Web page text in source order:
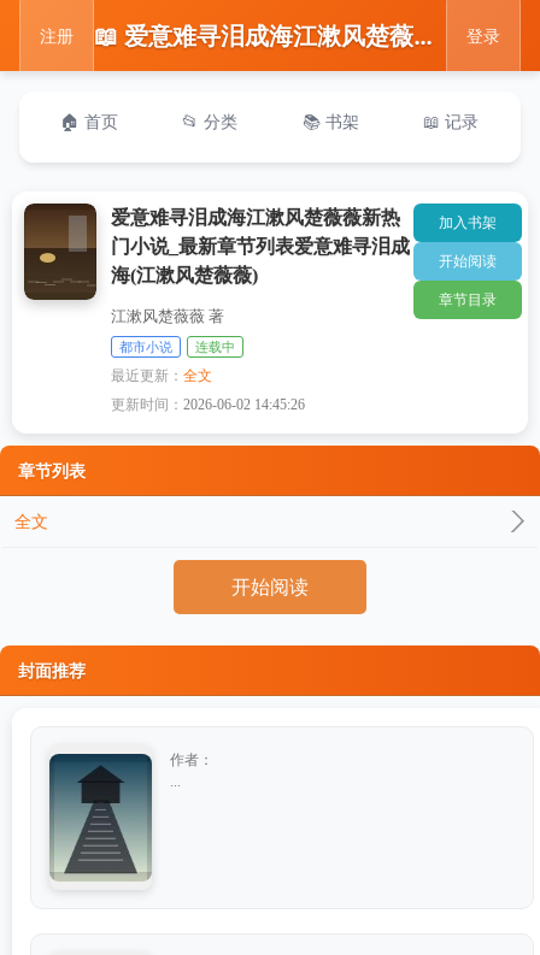
注册 📖 爱意难寻泪成海江漱风楚薇薇新热门小说_最新章节列表爱意难寻泪成海(江漱风楚薇薇) 登录
🏠 首页 📂 分类 📚 书架 📖 记录
爱意难寻泪成海江漱风楚薇薇新热
门小说_最新章节列表爱意难寻泪成
海(江漱风楚薇薇)
江漱风楚薇薇 著
都市小说 连载中
最近更新：全文
更新时间：2026-06-02 14:45:26
加入书架
开始阅读
章节目录
章节列表
全文
开始阅读
封面推荐
作者：